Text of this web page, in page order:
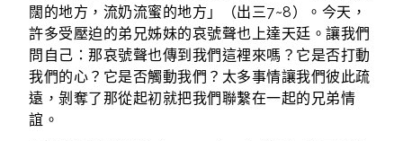
闊的地方，流奶流蜜的地方」（出三7~8）。今天，
許多受壓迫的弟兄姊妹的哀號聲也上達天廷。讓我們
問自己：那哀號聲也傳到我們這裡來嗎？它是否打動
我們的心？它是否觸動我們？太多事情讓我們彼此疏
遠，剝奪了那從起初就把我們聯繫在一起的兄弟情
誼。